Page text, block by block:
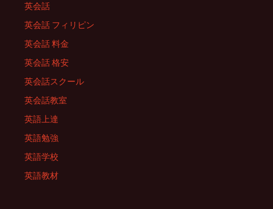
英会話
英会話 フィリピン
英会話 料金
英会話 格安
英会話スクール
英会話教室
英語上達
英語勉強
英語学校
英語教材